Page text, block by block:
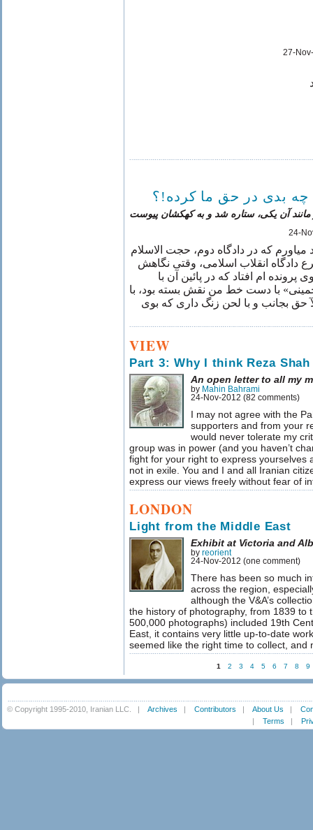
27-
بدی در حق ما کرده!؟
آن یکی، ستاره شد و به کهکشان پیوست
24-
میاورم که در دادگاه دوم، حجت الاسلام
دادگاه انقلاب اسلامی، وقتی نگاهش
ام افتاد که در پائین آن با
با دست خط من نقش بسته بود، با
حق بجانب و با لحن زنگ داری که بوی
VIEW
Part 3: Why I think Reza
An open letter to all my
by Mahin Bahrami
24-Nov-2012 (82 comments)
I may not agree with the
supporters and from your
would never tolerate my
group was in power (and you haven’t
fight for your right to express yourselves
not in exile. You and I and all Iranian
express our views freely without fear of
LONDON
Light from the Middle East
Exhibit at Victoria and
by reorient
24-Nov-2012 (one comment)
There has been so much
across the region,
although the V&A’s
the history of photography, from 1839 to
500,000 photographs) included 19th
East, it contains very little up-to-date
seemed like the right time to collect, and
1 2 3 4 5 6 7 8 9
© Copyright 1995-2010, Iranian LLC. | Archives | Contributors | About Us |
| Terms |